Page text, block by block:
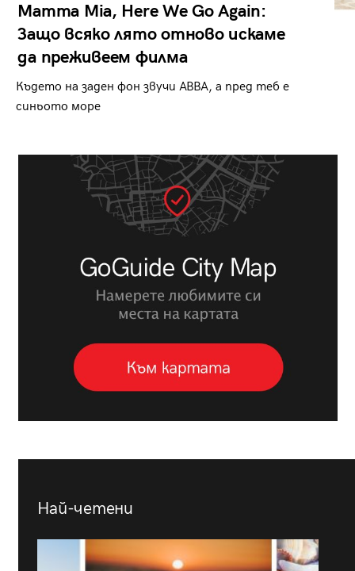
Mamma Mia, Here We Go Again:
Защо всяко лято отново искаме
да преживеем филма
Където на заден фон звучи ABBA, а пред теб е
синьото море
Най-четени